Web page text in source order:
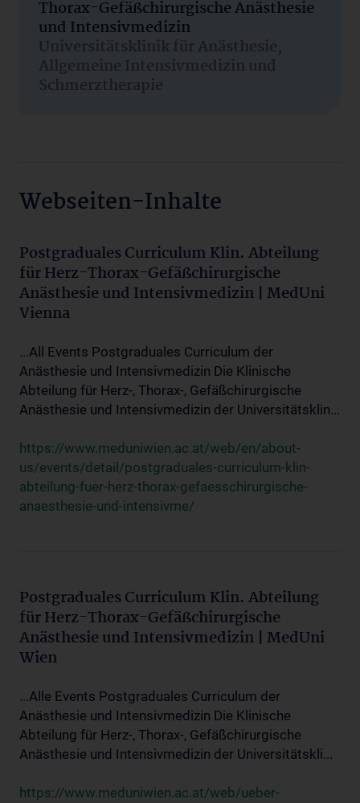
Thorax-Gefäßchirurgische Anästhesie
und Intensivmedizin
Universitätsklinik für Anästhesie,
Allgemeine Intensivmedizin und
Schmerztherapie
Webseiten-Inhalte
Postgraduales Curriculum Klin. Abteilung
für Herz-Thorax-Gefäßchirurgische
Anästhesie und Intensivmedizin | MedUni
Vienna
...All Events Postgraduales Curriculum der
Anästhesie und Intensivmedizin Die Klinische
Abteilung für Herz-, Thorax-, Gefäßchirurgische
Anästhesie und Intensivmedizin der Universitätsklin...
https://www.meduniwien.ac.at/web/en/about-
us/events/detail/postgraduales-curriculum-klin-
abteilung-fuer-herz-thorax-gefaesschirurgische-
anaesthesie-und-intensivme/
Postgraduales Curriculum Klin. Abteilung
für Herz-Thorax-Gefäßchirurgische
Anästhesie und Intensivmedizin | MedUni
Wien
...Alle Events Postgraduales Curriculum der
Anästhesie und Intensivmedizin Die Klinische
Abteilung für Herz-, Thorax-, Gefäßchirurgische
Anästhesie und Intensivmedizin der Universitätskli...
https://www.meduniwien.ac.at/web/ueber-